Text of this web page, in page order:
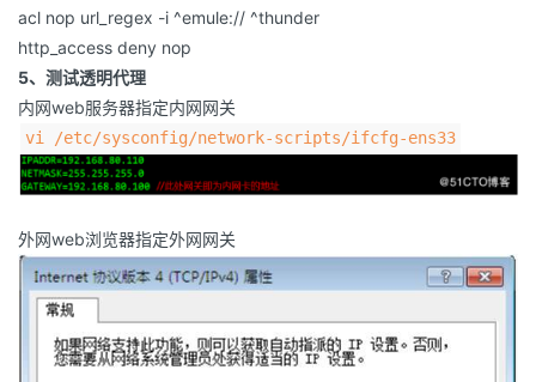
acl nop url_regex -i ^emule:// ^thunder
http_access deny nop
5、测试透明代理
内网web服务器指定内网网关
vi /etc/sysconfig/network-scripts/ifcfg-ens33
外网web浏览器指定外网网关